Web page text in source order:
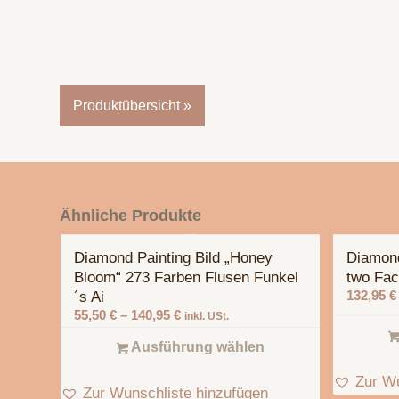
Produktübersicht »
Ähnliche Produkte
Diamond Painting Bild „Honey
Bloom“ 273 Farben Flusen Funkel
´s Ai
55,50 € – 140,95 € inkl. USt.
Ausführung wählen
Zur Wunschliste hinzufügen
two
132,95 €
Zur